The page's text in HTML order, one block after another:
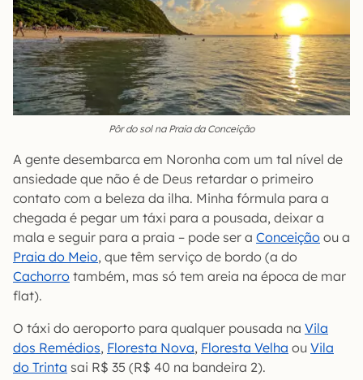
Pôr do sol na Praia da Conceição
A gente desembarca em Noronha com um tal nível de
ansiedade que não é de Deus retardar o primeiro
contato com a beleza da ilha. Minha fórmula para a
chegada é pegar um táxi para a pousada, deixar a
mala e seguir para a praia – pode ser a Conceição ou a
Praia do Meio, que têm serviço de bordo (a do
Cachorro também, mas só tem areia na época de mar
flat).
O táxi do aeroporto para qualquer pousada na Vila
dos Remédios, Floresta Nova, Floresta Velha ou Vila
do Trinta sai R$ 35 (R$ 40 na bandeira 2).